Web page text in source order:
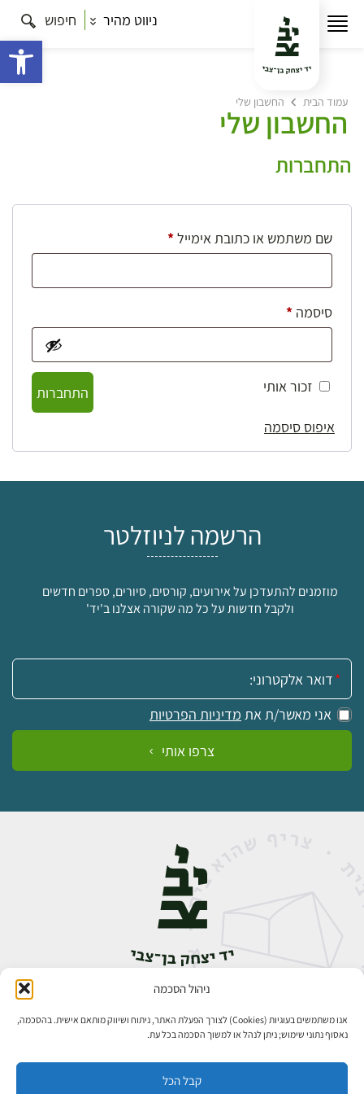
ניהול הסכמה
אנו משתמשים בעוגיות (Cookies) לצורך הפעלת האתר, ניתוח ושיווק מותאם אישית. בהסכמה,
נאסוף נתוני שימוש; ניתן לנהל או למשוך הסכמה בכל עת.
קבל הכל
ניווט מהיר חיפוש
עמוד הבית החשבון שלי
החשבון שלי
התחברות
שם משתמש או כתובת אימייל*חובה
סיסמה *חובה
זכור אותי
התחברות
איפוס סיסמה
הרשמה לניוזלטר
מוזמנים להתעדכן על אירועים, קורסים, סיורים, ספרים חדשים
ולקבל חדשות על כל מה שקורה אצלנו ב'יד'
אימייל:
אני מאשר/ת את מדיניות הפרטיות
צרפו אותי
אבן גבירול 14, רחביה, ירושלים